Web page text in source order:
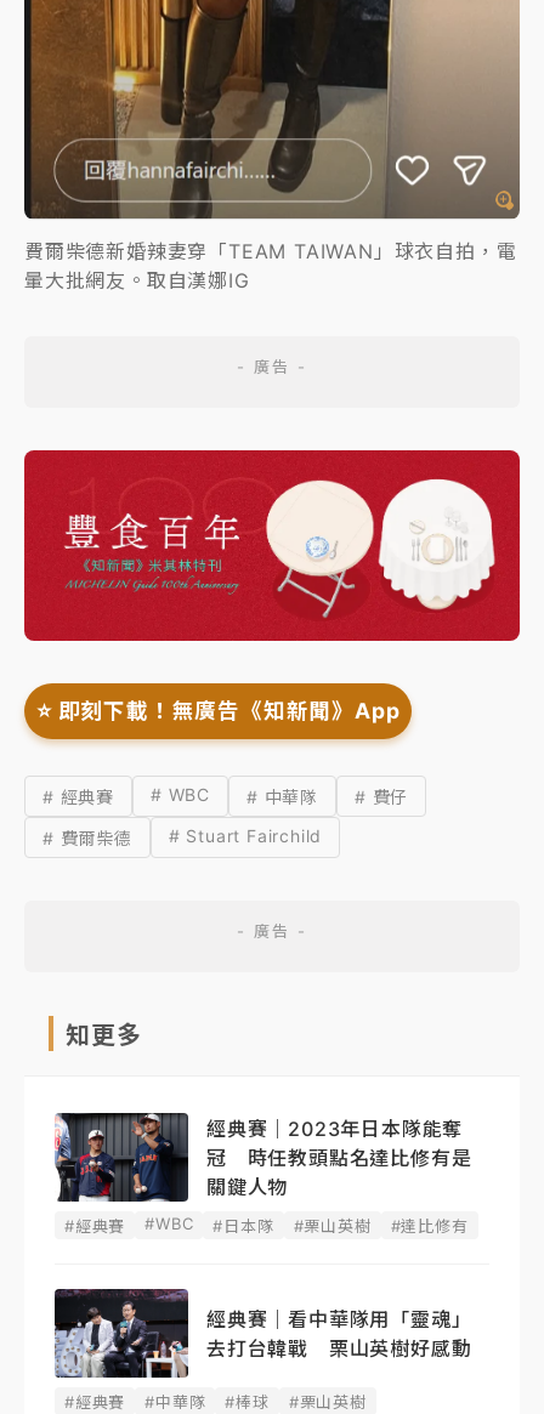
費爾柴德新婚辣妻穿「TEAM TAIWAN」球衣自拍，電
暈大批網友。取自漢娜IG
⭐️ 即刻下載！無廣告《知新聞》App
# 經典賽 # WBC # 中華隊
# 費仔
# 費爾柴德
# Stuart Fairchild
知更多
經典賽｜2023年日本隊能奪
冠 時任教頭點名達比修有是
關鍵人物
#經典賽 #WBC #日本隊 #栗山英樹 #達比修有
經典賽｜看中華隊用「靈魂」
去打台韓戰 栗山英樹好感動
#經典賽 #中華隊 #棒球 #栗山英樹